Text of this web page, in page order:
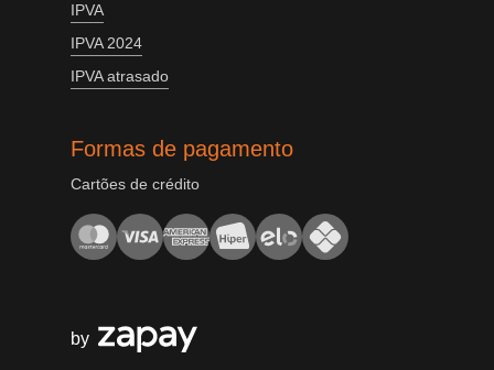
IPVA
IPVA 2024
IPVA atrasado
Formas de pagamento
Cartões de crédito
by